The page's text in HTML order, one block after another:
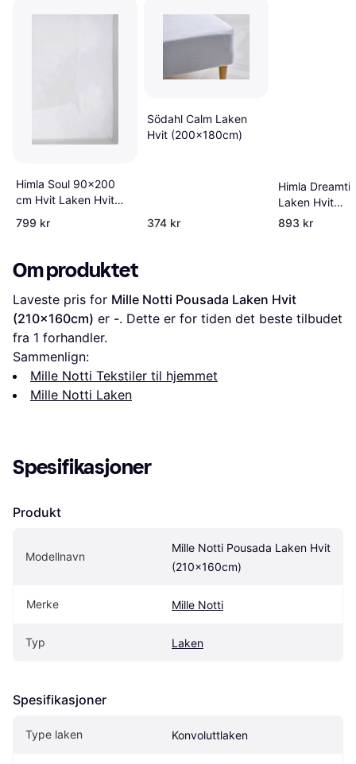
Himla Soul 90x200
cm Hvit Laken Hvit
(200x90cm)
799 kr
Södahl Calm Laken
Hvit (200x180cm)
374 kr
Himla
Laken Hvit
(200x160cm)
893 kr
Om produktet
Laveste pris for Mille Notti Pousada Laken Hvit
(210x160cm) er -. Dette er for tiden det beste tilbudet
fra 1 forhandler.
Sammenlign:
Mille Notti Tekstiler til hjemmet
Mille Notti Laken
Spesifikasjoner
Produkt
Modellnavn
Mille Notti Pousada Laken Hvit
(210x160cm)
Merke Mille Notti
Typ Laken
Spesifikasjoner
Type laken Konvoluttlaken